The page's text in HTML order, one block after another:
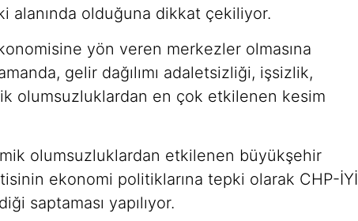
alanında olduğuna dikkat çekiliyor.
yön veren merkezler olmasına
gelir dağılımı adaletsizliği, işsizlik,
olumsuzluklardan en çok etkilenen kesim
olumsuzluklardan etkilenen büyükşehir
ekonomi politiklarına tepki olarak CHP-İYİ
saptaması yapılıyor.